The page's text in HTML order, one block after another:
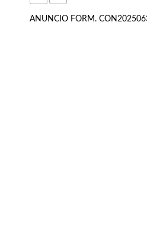
ANUNCIO FORM.